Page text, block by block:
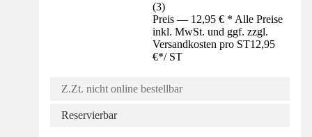
(3)
Preis — 12,95 € * Alle Preise
inkl. MwSt. und ggf. zzgl.
Versandkosten pro ST12,95
€*/ ST
Z.Zt. nicht online bestellbar
Reservierbar